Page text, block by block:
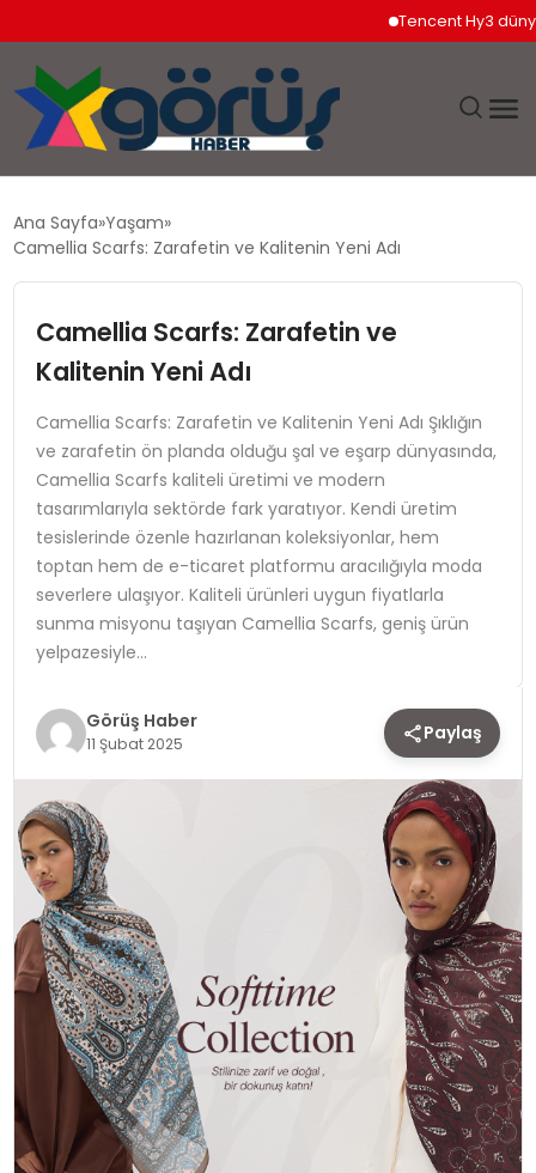
Tencent Hy3 dünya
GÜNDEM
SAĞLIK
SPOR
TEKNOLOJI
YAŞAM
Ana Sayfa Yaşam
Camellia Scarfs: Zarafetin ve Kalitenin Yeni Adı
Camellia Scarfs: Zarafetin ve
Kalitenin Yeni Adı
Camellia Scarfs: Zarafetin ve Kalitenin Yeni Adı Şıklığın
ve zarafetin ön planda olduğu şal ve eşarp dünyasında,
Camellia Scarfs kaliteli üretimi ve modern
tasarımlarıyla sektörde fark yaratıyor. Kendi üretim
tesislerinde özenle hazırlanan koleksiyonlar, hem
toptan hem de e-ticaret platformu aracılığıyla moda
severlere ulaşıyor. Kaliteli ürünleri uygun fiyatlarla
sunma misyonu taşıyan Camellia Scarfs, geniş ürün
yelpazesiyle…
Görüş Haber
11 Şubat 2025 Paylaş